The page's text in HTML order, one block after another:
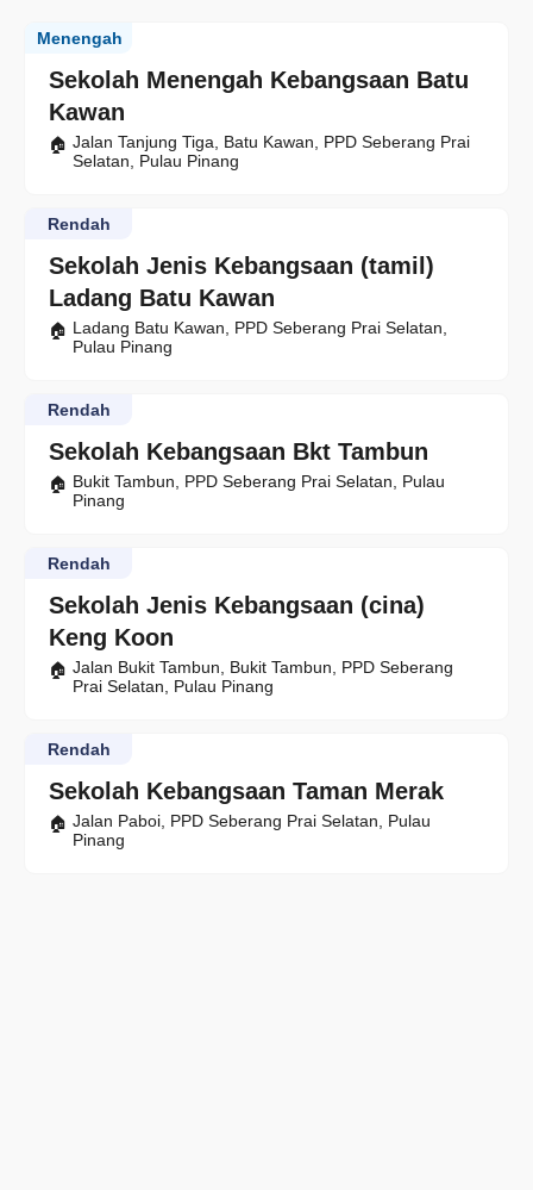
Sekolah Menengah Kebangsaan Batu
Kawan
Menengah
Jalan Tanjung Tiga, Batu Kawan, PPD Seberang Prai
Selatan, Pulau Pinang
Sekolah Jenis Kebangsaan (tamil)
Ladang Batu Kawan
Rendah
Ladang Batu Kawan, PPD Seberang Prai Selatan,
Pulau Pinang
Sekolah Kebangsaan Bkt Tambun
Rendah
Bukit Tambun, PPD Seberang Prai Selatan, Pulau
Pinang
Sekolah Jenis Kebangsaan (cina)
Keng Koon
Rendah
Jalan Bukit Tambun, Bukit Tambun, PPD Seberang
Prai Selatan, Pulau Pinang
Sekolah Kebangsaan Taman Merak
Rendah
Jalan Paboi, PPD Seberang Prai Selatan, Pulau
Pinang